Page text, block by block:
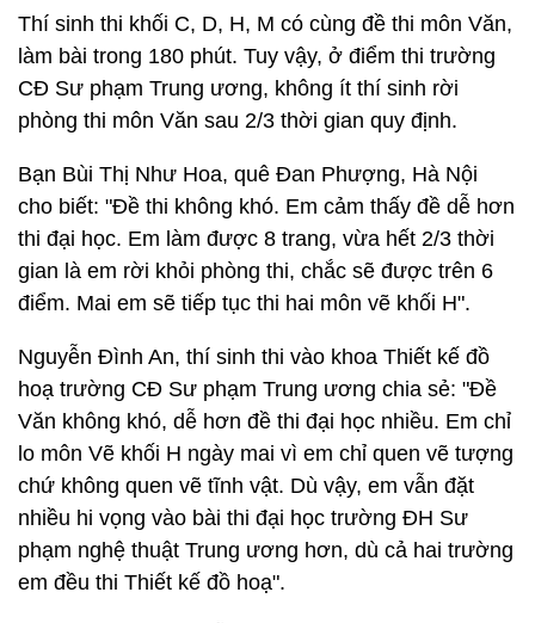
Thí sinh thi khối C, D, H, M có cùng đề thi môn Văn,
làm bài trong 180 phút. Tuy vậy, ở điểm thi trường
CĐ Sư phạm Trung ương, không ít thí sinh rời
phòng thi môn Văn sau 2/3 thời gian quy định.
Bạn Bùi Thị Như Hoa, quê Đan Phượng, Hà Nội
cho biết: "Đề thi không khó. Em cảm thấy đề dễ hơn
thi đại học. Em làm được 8 trang, vừa hết 2/3 thời
gian là em rời khỏi phòng thi, chắc sẽ được trên 6
điểm. Mai em sẽ tiếp tục thi hai môn vẽ khối H".
Nguyễn Đình An, thí sinh thi vào khoa Thiết kế đồ
hoạ trường CĐ Sư phạm Trung ương chia sẻ: "Đề
Văn không khó, dễ hơn đề thi đại học nhiều. Em chỉ
lo môn Vẽ khối H ngày mai vì em chỉ quen vẽ tượng
chứ không quen vẽ tĩnh vật. Dù vậy, em vẫn đặt
nhiều hi vọng vào bài thi đại học trường ĐH Sư
phạm nghệ thuật Trung ương hơn, dù cả hai trường
em đều thi Thiết kế đồ hoạ".